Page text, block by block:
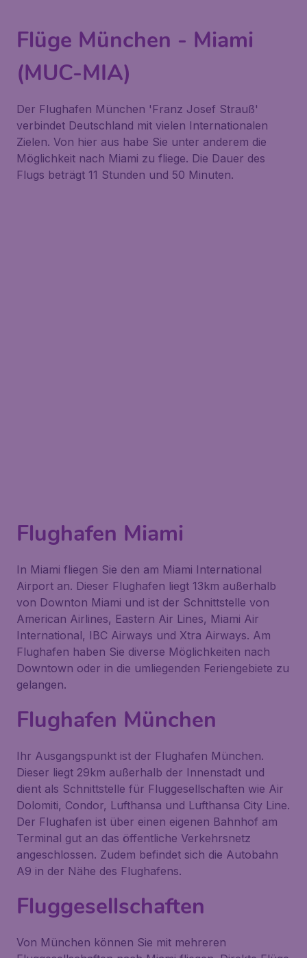
Flüge München - Miami
(MUC-MIA)
Der Flughafen München 'Franz Josef Strauß'
verbindet Deutschland mit vielen Internationalen
Zielen. Von hier aus habe Sie unter anderem die
Möglichkeit nach Miami zu fliege. Die Dauer des
Flugs beträgt 11 Stunden und 50 Minuten.
Flughafen Miami
In Miami fliegen Sie den am Miami International
Airport an. Dieser Flughafen liegt 13km außerhalb
von Downton Miami und ist der Schnittstelle von
American Airlines, Eastern Air Lines, Miami Air
International, IBC Airways und Xtra Airways. Am
Flughafen haben Sie diverse Möglichkeiten nach
Downtown oder in die umliegenden Feriengebiete zu
gelangen.
Flughafen München
Ihr Ausgangspunkt ist der Flughafen München.
Dieser liegt 29km außerhalb der Innenstadt und
dient als Schnittstelle für Fluggesellschaften wie Air
Dolomiti, Condor, Lufthansa und Lufthansa City Line.
Der Flughafen ist über einen eigenen Bahnhof am
Terminal gut an das öffentliche Verkehrsnetz
angeschlossen. Zudem befindet sich die Autobahn
A9 in der Nähe des Flughafens.
Fluggesellschaften
Von München können Sie mit mehreren